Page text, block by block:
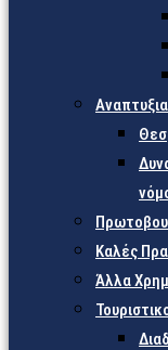
Καλές
Άλλα